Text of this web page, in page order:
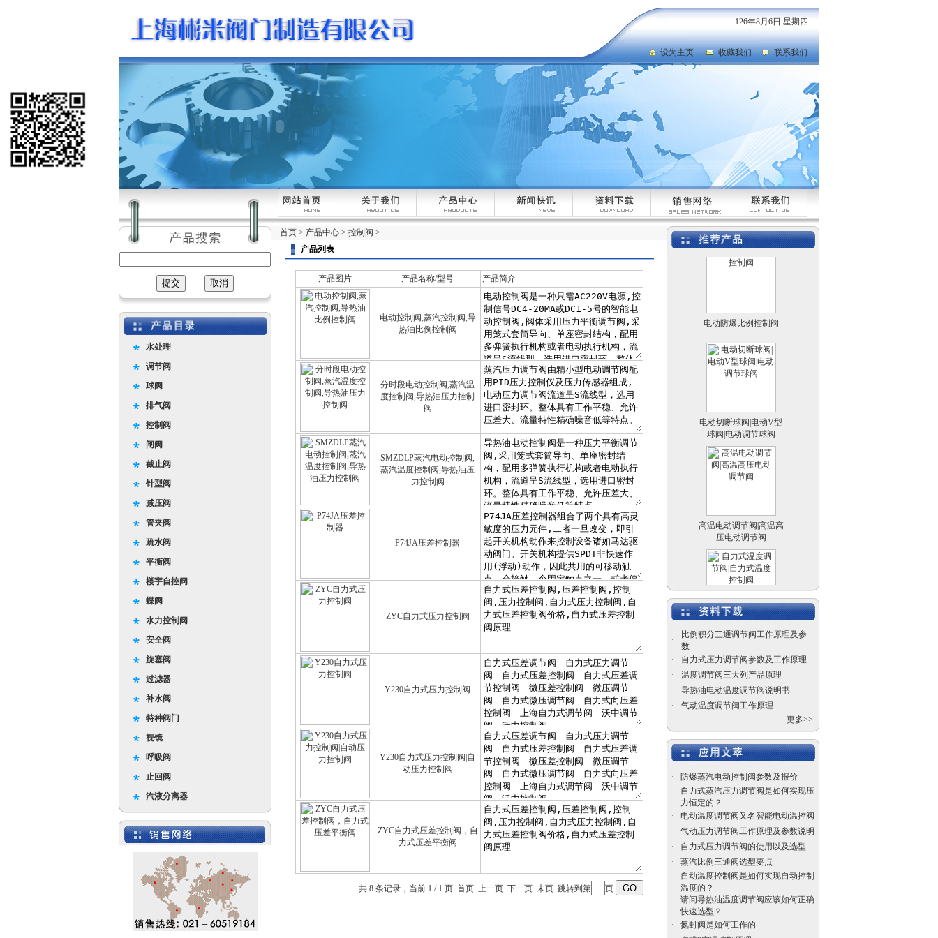
126年8月6日 星期四
设为主页 收藏我们 联系我们
水处理
调节阀
球阀
排气阀
控制阀
闸阀
截止阀
针型阀
减压阀
管夹阀
疏水阀
平衡阀
楼宇自控阀
蝶阀
水力控制阀
安全阀
旋塞阀
过滤器
补水阀
特种阀门
视镜
呼吸阀
止回阀
汽液分离器
首页 > 产品中心 > 控制阀 >
产品列表
产品图片 产品名称/型号 产品简介
电动控制阀,蒸汽控制阀,导
热油比例控制阀
分时段电动控制阀,蒸汽温
度控制阀,导热油压力控制
阀
SMZDLP蒸汽电动控制阀,
蒸汽温度控制阀,导热油压
力控制阀
P74JA压差控制器
ZYC自力式压力控制阀
Y230自力式压力控制阀
Y230自力式压力控制阀|自
动压力控制阀
ZYC自力式压差控制阀，自
力式压差平衡阀
共 8 条记录，当前 1 / 1 页 首页 上一页 下一页 末页 跳转到第 页
气动陶瓷干灰闸阀
美标闸阀
电动防爆比例控制阀
电动切断球阀|电动V型
球阀|电动调节球阀
高温电动调节阀|高温高
压电动调节阀
自力式温度调节阀|自力
式温度控制阀
沃中平板闸阀
自力式电控温度调节阀
价格
·
比例积分三通调节阀工作原理及参
数
·
自力式压力调节阀参数及工作原理
·
温度调节阀三大列产品原理
·
导热油电动温度调节阀说明书
·
气动温度调节阀工作原理
更多>>
·
防爆蒸汽电动控制阀参数及报价
·
自力式蒸汽压力调节阀是如何实现压
力恒定的？
·
电动温度调节阀又名智能电动温控阀
·
气动压力调节阀工作原理及参数说明
·
自力式压力调节阀的使用以及选型
·
蒸汽比例三通阀选型要点
·
自动温度控制阀是如何实现自动控制
温度的？
·
请问导热油温度调节阀应该如何正确
快速选型？
·
氮封阀是如何工作的